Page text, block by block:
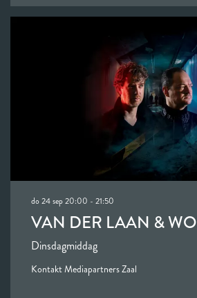
VAN DER LAAN &
Dinsdagmiddag
do 24 sep20:00 - 21:50
Kontakt Mediapartners Zaal